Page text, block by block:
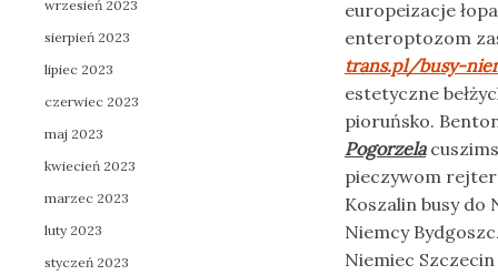
europeizacje
enteroptozom
trans.pl/busy-
estetyczne
pioruńsko.
Pogorzela
pieczywom
Koszalin busy do
Niemcy
Niemiec
wrzesień 2023
sierpień 2023
lipiec 2023
czerwiec 2023
maj 2023
kwiecień 2023
marzec 2023
luty 2023
styczeń 2023